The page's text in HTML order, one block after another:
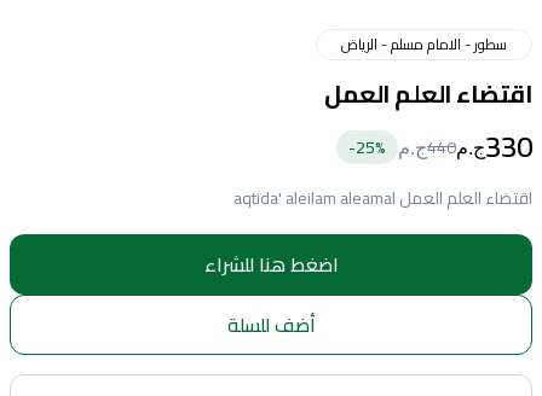
سطور - الامام مسلم - الرياض
اقتضاء العلم العمل
330ج.م440ج.م 25%-
اقتضاء العلم العمل aqtida' aleilam aleamal
اضغط هنا للشراء
أضف للسلة